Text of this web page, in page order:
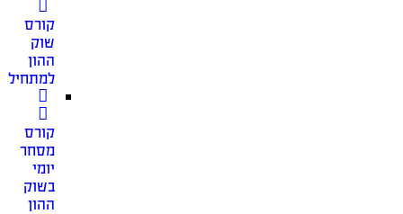
קורס
שוק
ההון
קורס
מסחר
יומי
בשוק
ההון